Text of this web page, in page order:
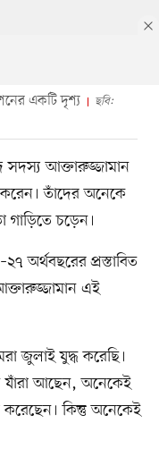
একটি দৃশ্য
ছবি:
আক্তারুজ্জামান
তাঁদের অনেকে
চড়েন।
অর্থবছরের প্রস্তাবিত
এই
জুলাই যুদ্ধ করেছি।
আছেন, অনেকেই
কিন্তু অনেকেই